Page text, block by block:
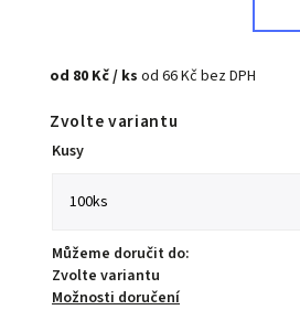
od 80 Kč/ ksod66 Kčbez DPH
Zvolte variantu
Kusy
Můžeme doručit do:
Zvolte variantu
Možnosti doručení